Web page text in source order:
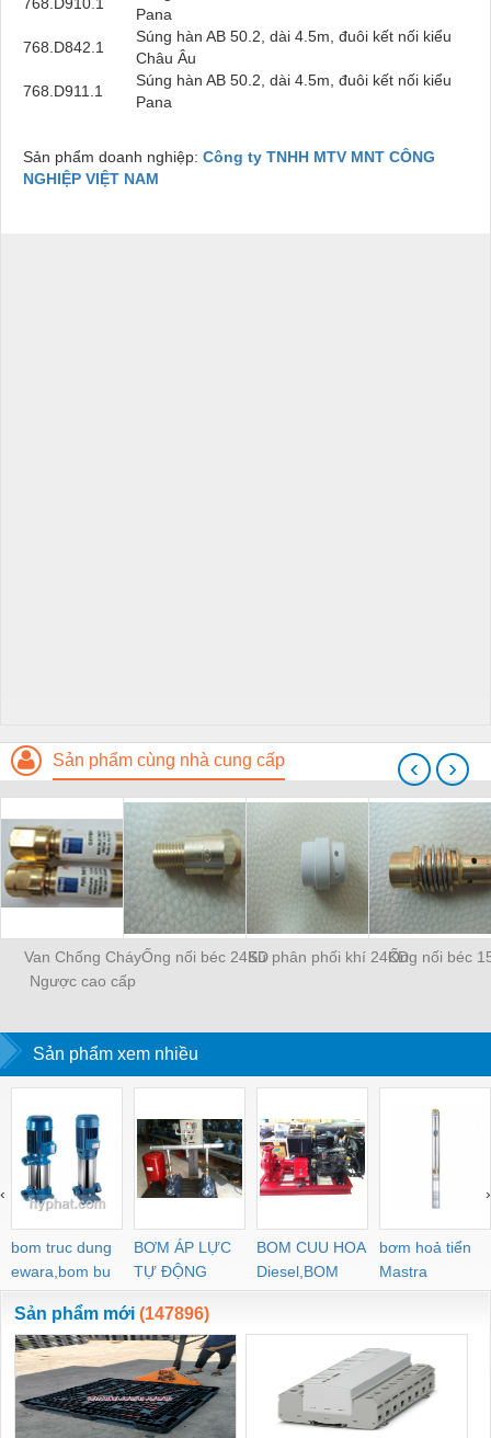
Pana
768.D842.1
Súng hàn AB 50.2, dài 4.5m, đuôi kết nối kiểu
Châu Âu
768.D911.1
Súng hàn AB 50.2, dài 4.5m, đuôi kết nối kiểu
Pana
Sản phẩm doanh nghiệp: Công ty TNHH MTV MNT CÔNG
NGHIỆP VIỆT NAM
Sản phẩm cùng nhà cung cấp
Van Chống Cháy
Ngược cao cấp
Ống nối béc 24KDSứ phân phối khí 24KDỐng nối béc
‹ ›
Sản phẩm xem nhiều
bom truc dung
ewara,bom bu
ewara
BƠM ÁP LỰC
TỰ ĐỘNG
BOM CUU HOA
Diesel,BOM
CHUA CHAY
bơm hoả tiển
Mastra
‹ ›
Sản phẩm mới (147896)